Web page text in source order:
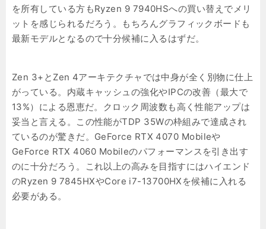
を所有している方もRyzen 9 7940HSへの買い替えでメリ
ットを感じられるだろう。もちろんグラフィックボードも
最新モデルとなるので十分候補に入るはずだ。
Zen 3+とZen 4アーキテクチャでは中身が全く別物に仕上
がっている。内蔵キャッシュの強化やIPCの改善（最大で
13%）による恩恵だ。クロック周波数も高く性能アップは
妥当と言える。この性能がTDP 35Wの枠組みで達成され
ているのが驚きだ。GeForce RTX 4070 Mobileや
GeForce RTX 4060 Mobileのパフォーマンスを引き出す
のに十分だろう。これ以上の高みを目指すにはハイエンド
のRyzen 9 7845HXやCore i7-13700HXを候補に入れる
必要がある。